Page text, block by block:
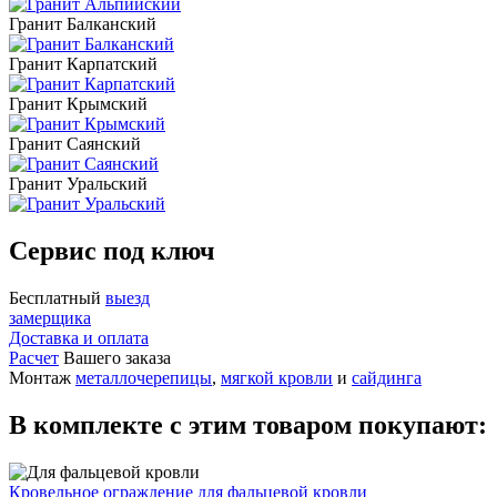
Гранит Балканский
Гранит Карпатский
Гранит Крымский
Гранит Саянский
Гранит Уральский
Сервис под ключ
Бесплатный выезд
замерщика
Доставка и оплата
Расчет Вашего заказа
Монтаж металлочерепицы, мягкой кровли и сайдинга
В комплекте с этим товаром покупают:
Кровельное ограждение для фальцевой кровли